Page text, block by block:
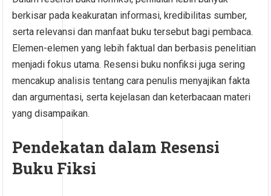
berkisar pada keakuratan informasi, kredibilitas sumber,
serta relevansi dan manfaat buku tersebut bagi pembaca.
Elemen-elemen yang lebih faktual dan berbasis penelitian
menjadi fokus utama. Resensi buku nonfiksi juga sering
mencakup analisis tentang cara penulis menyajikan fakta
dan argumentasi, serta kejelasan dan keterbacaan materi
yang disampaikan.
Pendekatan dalam Resensi
Buku Fiksi